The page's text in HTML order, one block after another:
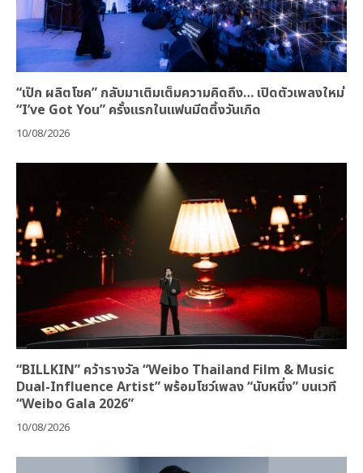
“เป๊ก ผลิตโชค” กลับมาเติมเต็มความคิดถึง… เปิดตัวเพลงใหม่
“I’ve Got You” ครั้งแรกในแฟนมีตติ้งวันเกิด
10/08/2026
“BILLKIN” คว้ารางวัล “Weibo Thailand Film & Music
Dual-Influence Artist” พร้อมโชว์เพลง “นับหนึ่ง” บนเวที
“Weibo Gala 2026”
10/08/2026